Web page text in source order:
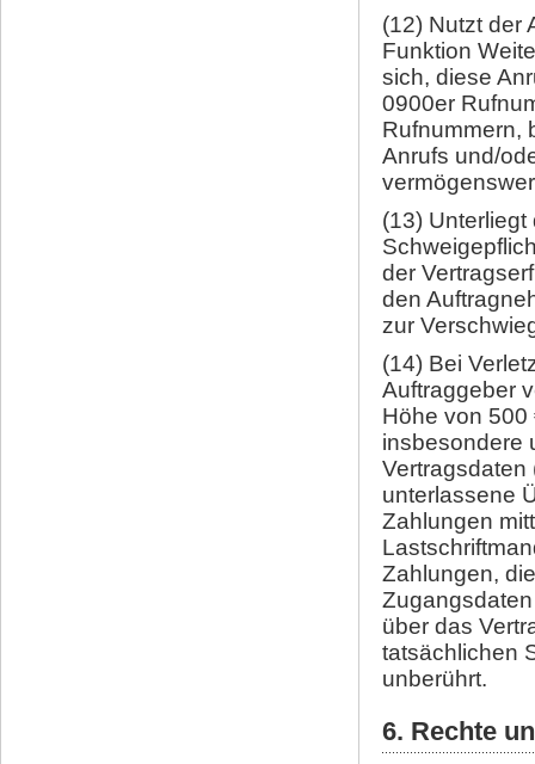
(12) Nutzt der
Funktion
sich, diese
0900er
Rufnummern,
Anrufs und/
(13)
der
den
zur
(14) Bei
Auftraggeber
Höhe von 500
insbesondere
Vertragsdaten
unterlassene
Zahlungen
Zahlungen,
über das
tatsächlichen
unberührt.
6. Rechte